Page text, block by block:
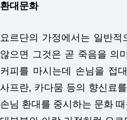
환대문화
요르단의 가정에서는 일반
않으면 그것은 곧 죽음을 의
커피를 마시는데 손님을 접
사프란, 카다뭄 등의 향신료
손님 환대를 중시하는 문화